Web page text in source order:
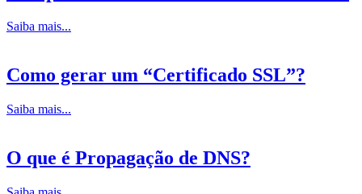
Saiba mais...
Como gerar um “Certificado SSL”?
Saiba mais...
O que é Propagação de DNS?